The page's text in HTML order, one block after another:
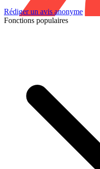
Rédiger un avis anonyme
Fonctions populaires